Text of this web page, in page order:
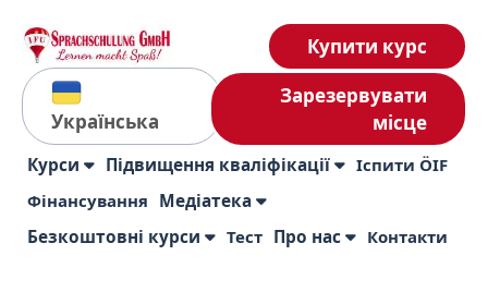
Українська
Купити курс
Зарезервувати
місце
Курси Підвищення кваліфікації
Іспити ÖIF
Фінансування Медіатека
Безкоштовні курси
Тест Про нас Контакти